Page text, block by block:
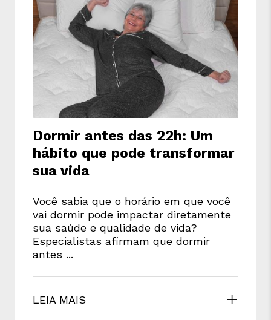
Dormir antes das 22h: Um
hábito que pode transformar
sua vida
Você sabia que o horário em que você
vai dormir pode impactar diretamente
sua saúde e qualidade de vida?
Especialistas afirmam que dormir
antes ...
LEIA MAIS